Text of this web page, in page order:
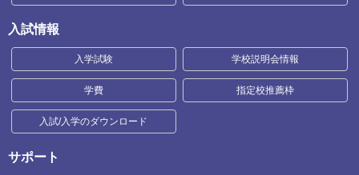
入試情報
入学試験 学校説明会情報
学費 指定校推薦枠
入試/入学のダウンロード
サポート